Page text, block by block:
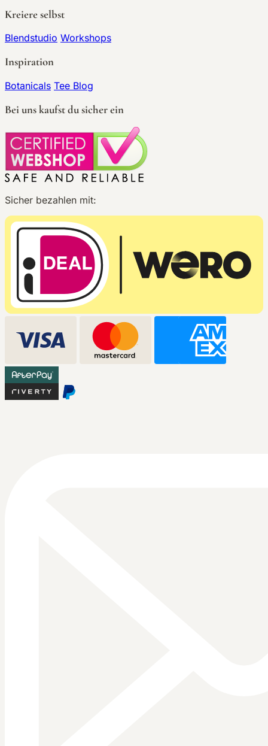
Kreiere selbst
Blendstudio Workshops
Inspiration
Botanicals Tee Blog
Bei uns kaufst du sicher ein
Sicher bezahlen mit: